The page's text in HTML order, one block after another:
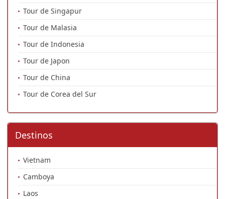
Tour de Singapur
Tour de Malasia
Tour de Indonesia
Tour de Japon
Tour de China
Tour de Corea del Sur
Destinos
Vietnam
Camboya
Laos